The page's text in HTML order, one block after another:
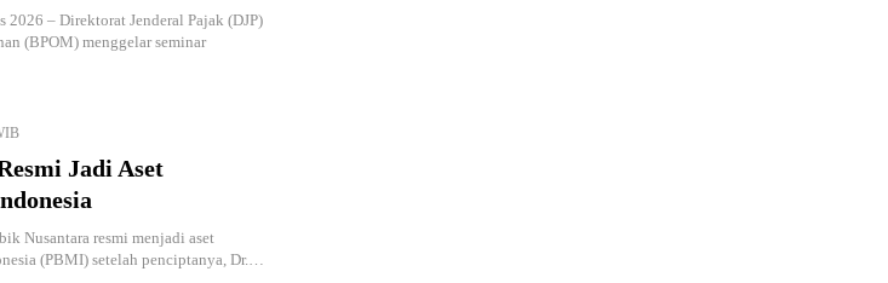
– Direktorat Jenderal Pajak (DJP)
(BPOM) menggelar seminar
Jadi Aset
Nusantara resmi menjadi aset
(PBMI) setelah penciptanya, Dr.…